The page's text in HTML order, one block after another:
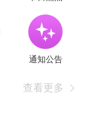
通知公告
查看更多 